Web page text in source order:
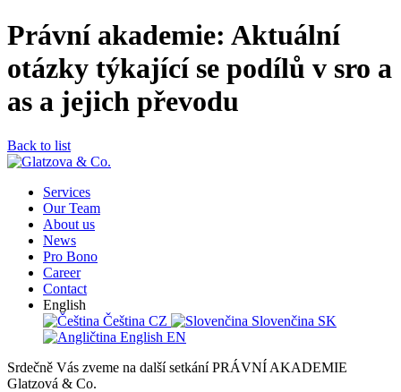
Právní akademie: Aktuální
otázky týkající se podílů v sro a
as a jejich převodu
Back to list
Services
Our Team
About us
News
Pro Bono
Career
Contact
English
Čeština CZ Slovenčina SK
English EN
Srdečně Vás zveme na další setkání PRÁVNÍ AKADEMIE
Glatzová & Co.